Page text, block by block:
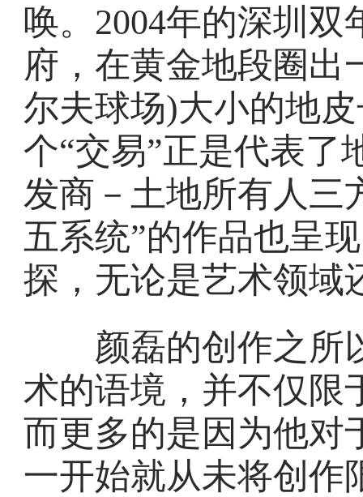
唤。2004年的深圳
府，在黄金地段圈出
尔夫球场)大小的地
个“交易”正是代表了
发商－土地所有人三
五系统”的作品也呈
探，无论是艺术领域
颜磊的创作之所
术的语境，并不仅限
而更多的是因为他对
一开始就从未将创作